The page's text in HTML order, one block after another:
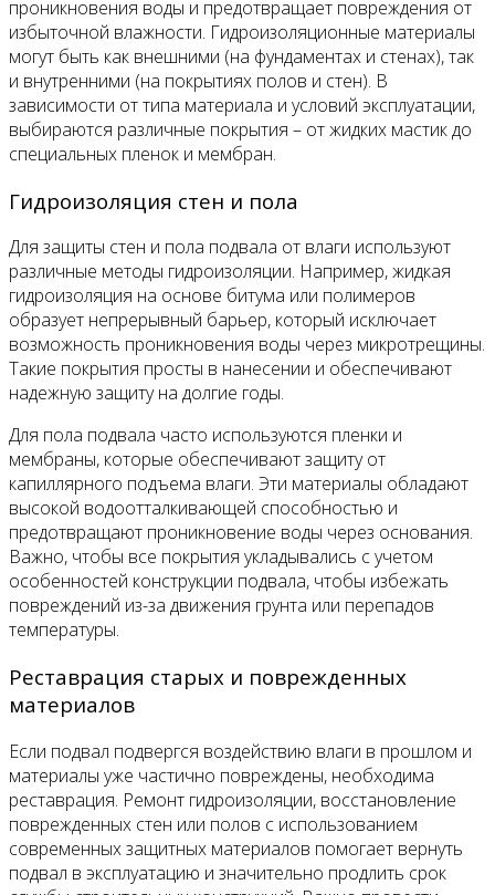
проникновения воды и предотвращает повреждения от
избыточной влажности. Гидроизоляционные материалы
могут быть как внешними (на фундаментах и стенах), так
и внутренними (на покрытиях полов и стен). В
зависимости от типа материала и условий эксплуатации,
выбираются различные покрытия – от жидких мастик до
специальных пленок и мембран.
Гидроизоляция стен и пола
Для защиты стен и пола подвала от влаги используют
различные методы гидроизоляции. Например, жидкая
гидроизоляция на основе битума или полимеров
образует непрерывный барьер, который исключает
возможность проникновения воды через микротрещины.
Такие покрытия просты в нанесении и обеспечивают
надежную защиту на долгие годы.
Для пола подвала часто используются пленки и
мембраны, которые обеспечивают защиту от
капиллярного подъема влаги. Эти материалы обладают
высокой водоотталкивающей способностью и
предотвращают проникновение воды через основания.
Важно, чтобы все покрытия укладывались с учетом
особенностей конструкции подвала, чтобы избежать
повреждений из-за движения грунта или перепадов
температуры.
Реставрация старых и поврежденных
материалов
Если подвал подвергся воздействию влаги в прошлом и
материалы уже частично повреждены, необходима
реставрация. Ремонт гидроизоляции, восстановление
поврежденных стен или полов с использованием
современных защитных материалов помогает вернуть
подвал в эксплуатацию и значительно продлить срок